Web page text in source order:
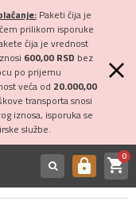
Paketi čija je
prilikom isporuke
čija je vrednost
600,00 RSD bez
po prijemu
veća od 20.000,00
transporta snosi
iznosa, isporuka se
službe.
https shopping_cart0